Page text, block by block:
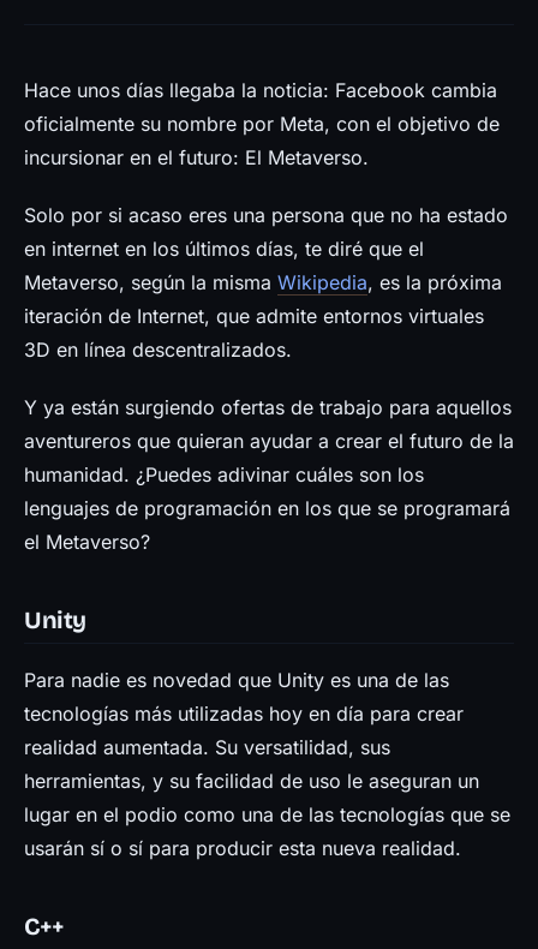
Hace unos días llegaba la noticia: Facebook cambia
oficialmente su nombre por Meta, con el objetivo de
incursionar en el futuro: El Metaverso.
Solo por si acaso eres una persona que no ha estado
en internet en los últimos días, te diré que el
Metaverso, según la misma Wikipedia, es la próxima
iteración de Internet, que admite entornos virtuales
3D en línea descentralizados.
Y ya están surgiendo ofertas de trabajo para aquellos
aventureros que quieran ayudar a crear el futuro de la
humanidad. ¿Puedes adivinar cuáles son los
lenguajes de programación en los que se programará
el Metaverso?
Unity
Para nadie es novedad que Unity es una de las
tecnologías más utilizadas hoy en día para crear
realidad aumentada. Su versatilidad, sus
herramientas, y su facilidad de uso le aseguran un
lugar en el podio como una de las tecnologías que se
usarán sí o sí para producir esta nueva realidad.
C++